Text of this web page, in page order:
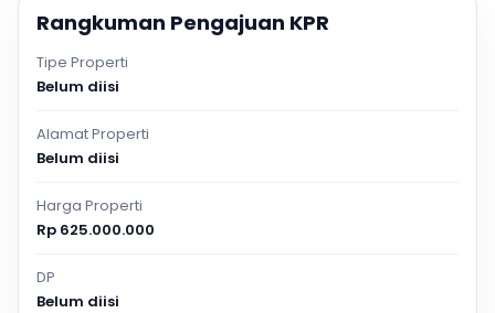
Rangkuman Pengajuan KPR
Tipe Properti
Belum diisi
Alamat Properti
Belum diisi
Harga Properti
Rp 625.000.000
DP
Belum diisi